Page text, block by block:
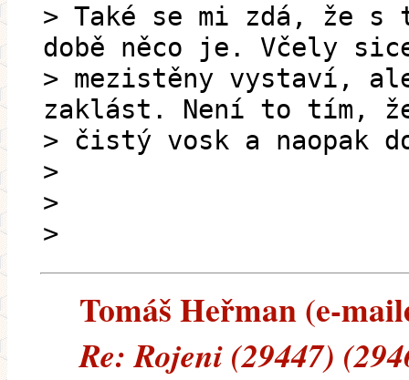
> Také se mi zdá, že s
době něco je. Včely
> mezistěny vystaví,
zaklást. Není to tím, že
> čistý vosk a naopak
>
>
>
Tomáš Heřman (e-
Re: Rojeni (29447)